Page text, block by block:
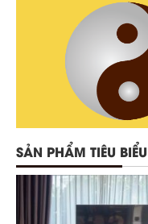
SẢN PHẨM TIÊU BIỂU